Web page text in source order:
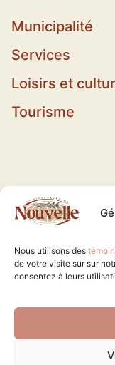
Nous utilisons des
de votre visite sur sur
consentez à leurs
Municipalité
Services
Loisirs et
Tourisme